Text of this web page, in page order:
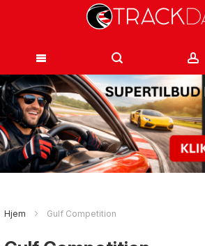
Hopp
til
innhold
Hjem Gulf Competition